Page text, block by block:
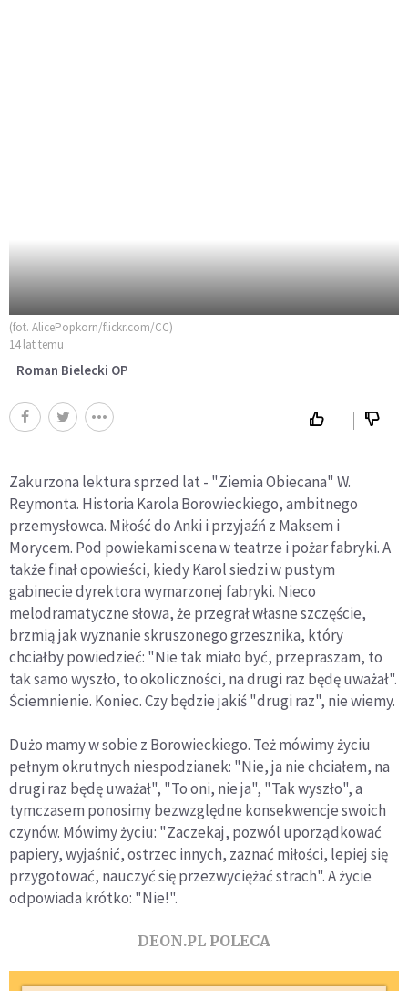
(fot. AlicePopkorn/flickr.com/CC)
14 lat temu
Roman Bielecki OP
Zakurzona lektura sprzed lat - "Ziemia Obiecana" W.
Reymonta. Historia Karola Borowieckiego, ambitnego
przemysłowca. Miłość do Anki i przyjaźń z Maksem i
Morycem. Pod powiekami scena w teatrze i pożar fabryki. A
także finał opowieści, kiedy Karol siedzi w pustym
gabinecie dyrektora wymarzonej fabryki. Nieco
melodramatyczne słowa, że przegrał własne szczęście,
brzmią jak wyznanie skruszonego grzesznika, który
chciałby powiedzieć: "Nie tak miało być, przepraszam, to
tak samo wyszło, to okoliczności, na drugi raz będę uważał".
Ściemnienie. Koniec. Czy będzie jakiś "drugi raz", nie wiemy.
Dużo mamy w sobie z Borowieckiego. Też mówimy życiu
pełnym okrutnych niespodzianek: "Nie, ja nie chciałem, na
drugi raz będę uważał", "To oni, nie ja", "Tak wyszło", a
tymczasem ponosimy bezwzględne konsekwencje swoich
czynów. Mówimy życiu: "Zaczekaj, pozwól uporządkować
papiery, wyjaśnić, ostrzec innych, zaznać miłości, lepiej się
przygotować, nauczyć się przezwyciężać strach". A życie
odpowiada krótko: "Nie!".
DEON.PL POLECA